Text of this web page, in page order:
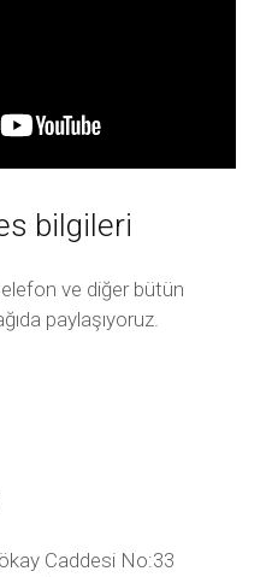
bilgileri
ve diğer bütün
paylaşıyoruz.
Caddesi No:33